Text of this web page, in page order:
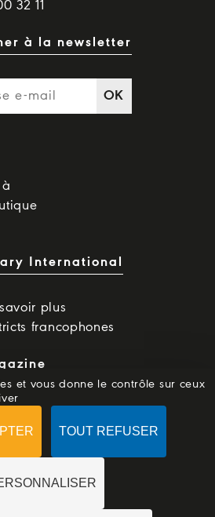
32 11
à la newsletter
OK
International
plus
francophones
numéro
précédents
et vous donne le contrôle sur ceux
TOUT REFUSER